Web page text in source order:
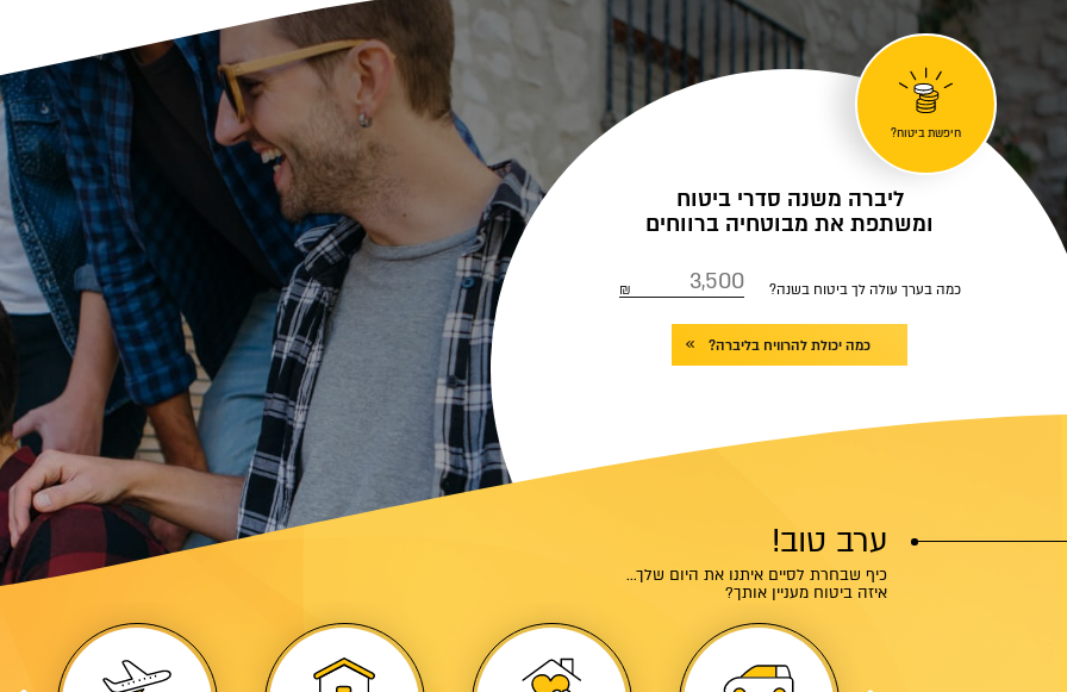
חיפשת ביטוח?
ליברה משנה סדרי ביטוח
ומשתפת את מבוטחיה ברווחים
כמה בערך עולה לך ביטוח בשנה?
כמה יכולת להרוויח בליברה?
ערב טוב!
כיף שבחרת לסיים איתנו את היום שלך...
איזה ביטוח מעניין אותך?